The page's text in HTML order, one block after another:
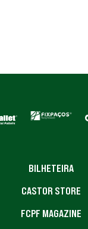
BILHETEIRA
CASTOR STORE
FCPF MAGAZINE